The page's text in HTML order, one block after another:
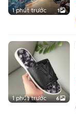
1 phút trước 1
1 phút trước 6